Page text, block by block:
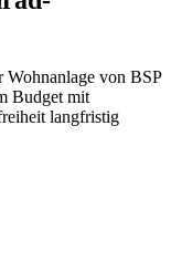
Wohnanlage von BSP
Budget mit
langfristig